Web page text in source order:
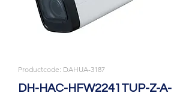
Productcode: DAHUA-3187
DH-HAC-HFW2241TUP-Z-A-